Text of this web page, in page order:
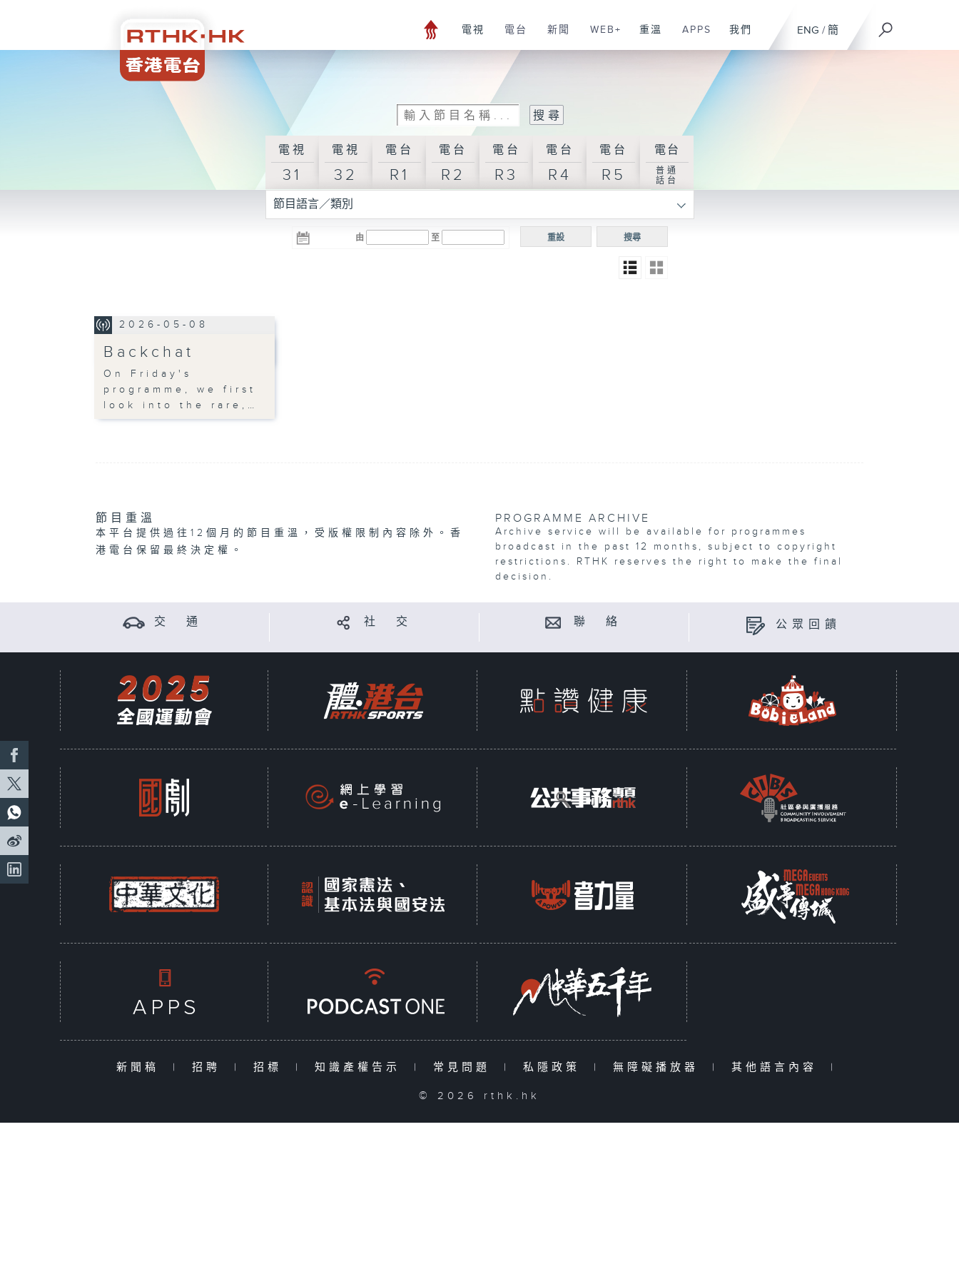
ENG / 簡
電視 電台 新聞 WEB+ 重溫 APPS 我們
電視
31
電視
32
電台
R1
電台
R2
電台
R3
電台
R4
電台
R5
電台
普通
話台
節目語言／類別
由 至 搜尋
重設
2026-05-08
Backchat
On Friday's
programme, we first
look into the rare,…
節目重溫
本平台提供過往12個月的節目重溫，受版權限制內容除外。香
港電台保留最終決定權。
PROGRAMME ARCHIVE
Archive service will be available for programmes
broadcast in the past 12 months, subject to copyright
restrictions. RTHK reserves the right to make the final
decision.
交 通 社 交 聯 絡 公眾回饋
新聞稿 | 招聘 | 招標 | 知識產權告示 | 常見問題 | 私隱政策 | 無障礙播放器 | 其他語言內容 |
© 2026 rthk.hk